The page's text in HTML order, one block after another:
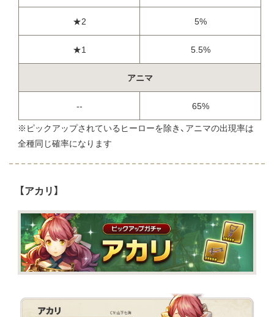
★2 5%
★1 5.5%
アニマ
--
65%
※ピックアップされているヒーローを除き、アニマの出現率は
全種同じ確率になります
【アカリ】